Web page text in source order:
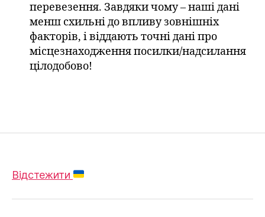
перевезення. Завдяки чому – наші дані
менш схильні до впливу зовнішніх
факторів, і віддають точні дані про
місцезнаходження посилки/надсилання
цілодобово!
Відстежити